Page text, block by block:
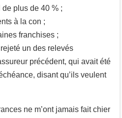
plus de 40 % ;
à la con ;
franchises ;
un des relevés
précédent, qui avait été
disant qu’ils veulent
ne m’ont jamais fait chier